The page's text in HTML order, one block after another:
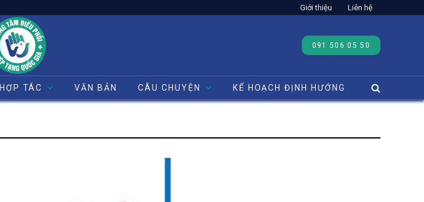
Giới thiệu Liên hệ
091 506 05 50
HỢP TÁC VĂN BẢN CÂU CHUYỆN KẾ HOẠCH ĐỊNH HƯỚNG